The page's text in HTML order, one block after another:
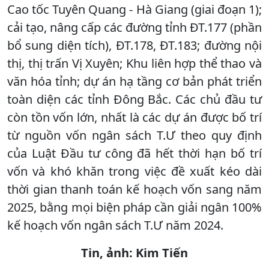
Cao tốc Tuyên Quang - Hà Giang (giai đoạn 1);
cải tạo, nâng cấp các đường tỉnh ĐT.177 (phần
bổ sung diện tích), ĐT.178, ĐT.183; đường nội
thị, thị trấn Vị Xuyên; Khu liên hợp thể thao và
văn hóa tỉnh; dự án hạ tầng cơ bản phát triển
toàn diện các tỉnh Đông Bắc. Các chủ đầu tư
còn tồn vốn lớn, nhất là các dự án được bố trí
từ nguồn vốn ngân sách T.Ư theo quy định
của Luật Đầu tư công đã hết thời hạn bố trí
vốn và khó khăn trong việc đề xuất kéo dài
thời gian thanh toán kế hoạch vốn sang năm
2025, bằng mọi biện pháp cần giải ngân 100%
kế hoạch vốn ngân sách T.Ư năm 2024.
Tin, ảnh: Kim Tiến